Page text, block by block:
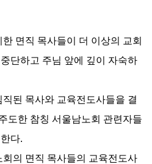
면직 목사들이 더 이상의 교회
단하고 주님 앞에 깊이 자숙하
직된 목사와 교육전도사들을 결
도한 참칭 서울남노회 관련자들
다.
회의 면직 목사들의 교육전도사